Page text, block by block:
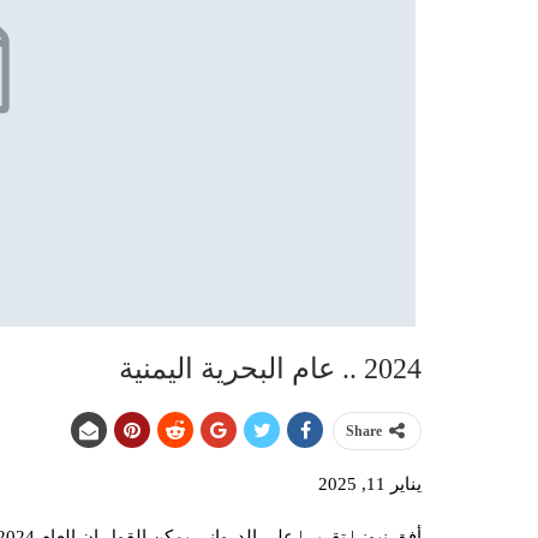
2024 .. عام البحرية اليمنية
Share
يناير 11, 2025